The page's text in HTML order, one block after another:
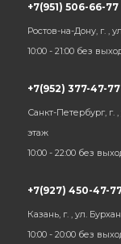
+7(951) 506-66-77
Ростов-на-Дону, г. ,
10:00 - 21:00 без
+7(952) 377-47-77
Санкт-Петербург, г.
этаж
10:00 - 22:00 без
+7(927) 450-47-
Казань, г. , ул.
10:00 - 20:00 без